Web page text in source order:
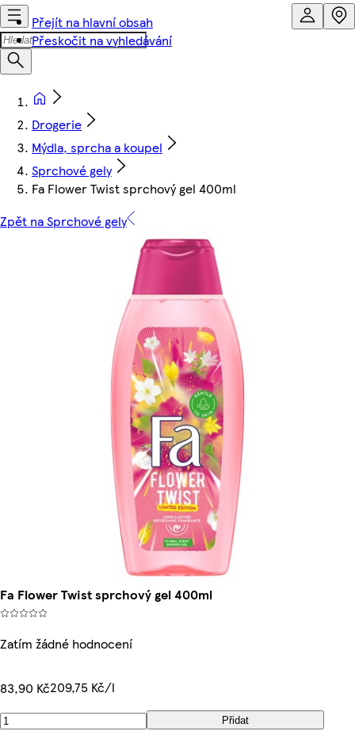
Přejít na hlavní obsah
Přeskočit na vyhledávání
Drogerie
Mýdla, sprcha a koupel
Sprchové gely
Fa Flower Twist sprchový gel 400ml
Zpět na Sprchové gely
Fa Flower Twist sprchový gel 400ml
Zatím žádné hodnocení
83,90 Kč209,75 Kč/l
Přidat